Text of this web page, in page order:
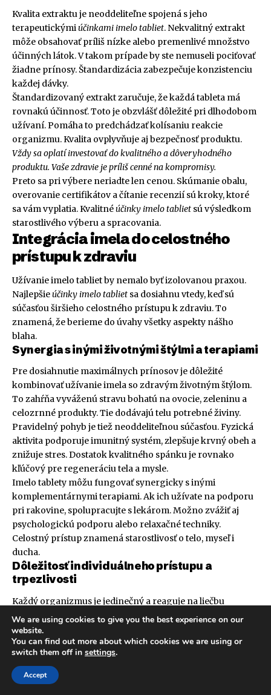
Kvalita extraktu je neoddeliteľne spojená s jeho
terapeutickýmiúčinkami imelo tabliet. Nekvalitný extrakt
môže obsahovať príliš nízke alebo premenlivé množstvo
účinných látok. V takom prípade by ste nemuseli pociťovať
žiadne prínosy. Štandardizácia zabezpečuje konzistenciu
každej dávky.
Štandardizovaný extrakt zaručuje, že každá tableta má
rovnakú účinnosť. Toto je obzvlášť dôležité pri dlhodobom
užívaní. Pomáha to predchádzať kolísaniu reakcie
organizmu. Kvalita ovplyvňuje aj bezpečnosť produktu.
Vždy sa oplatí investovať do kvalitného a dôveryhodného
produktu. Vaše zdravie je príliš cenné na kompromisy.
Preto sa pri výbere neriadte len cenou. Skúmanie obalu,
overovanie certifikátov a čítanie recenzií sú kroky, ktoré
sa vám vyplatia. Kvalitnéúčinky imelo tabliet sú výsledkom
starostlivého výberu a spracovania.
Integrácia imela do celostného
prístupu k zdraviu
Užívanie imelo tabliet by nemalo byť izolovanou praxou.
Najlepšieúčinky imelo tabliet sa dosiahnu vtedy, keď sú
súčasťou širšieho celostného prístupu k zdraviu. To
znamená, že berieme do úvahy všetky aspekty nášho
blaha.
Synergia s inými životnými štýlmi a terapiami
Pre dosiahnutie maximálnych prínosov je dôležité
kombinovať užívanie imela so zdravým životným štýlom.
To zahŕňa vyváženú stravu bohatú na ovocie, zeleninu a
celozrnné produkty. Tie dodávajú telu potrebné živiny.
Pravidelný pohyb je tiež neoddeliteľnou súčasťou. Fyzická
aktivita podporuje imunitný systém, zlepšuje krvný obeh a
znižuje stres. Dostatok kvalitného spánku je rovnako
kľúčový pre regeneráciu tela a mysle.
Imelo tablety môžu fungovať synergicky s inými
komplementárnymi terapiami. Ak ich užívate na podporu
pri rakovine, spolupracujte s lekárom. Možno zvážiť aj
psychologickú podporu alebo relaxačné techniky.
Celostný prístup znamená starostlivosť o telo, myseľ i
ducha.
Dôležitosť individuálneho prístupu a
trpezlivosti
Každý organizmus je jedinečný a reaguje na liečbu
individuálne. To platí aj pre
účinky imelo tabliet
byť trpezlivý a pozorovať reakcie svojho tela. Výsledky sa
nemusia dostaviť okamžite.
Niektorí ľudia môžu pociťovať zlepšenie už po niekoľkých
týždňoch. U iných to môže trvať dlhšie. Dôležité je tiež
priebežne konzultovať svoj stav s lekárom. Ten môže v
We are using cookies to give you the best experience on our
website.
You can find out more about which cookies we are using or
switch them off in settings.
Accept